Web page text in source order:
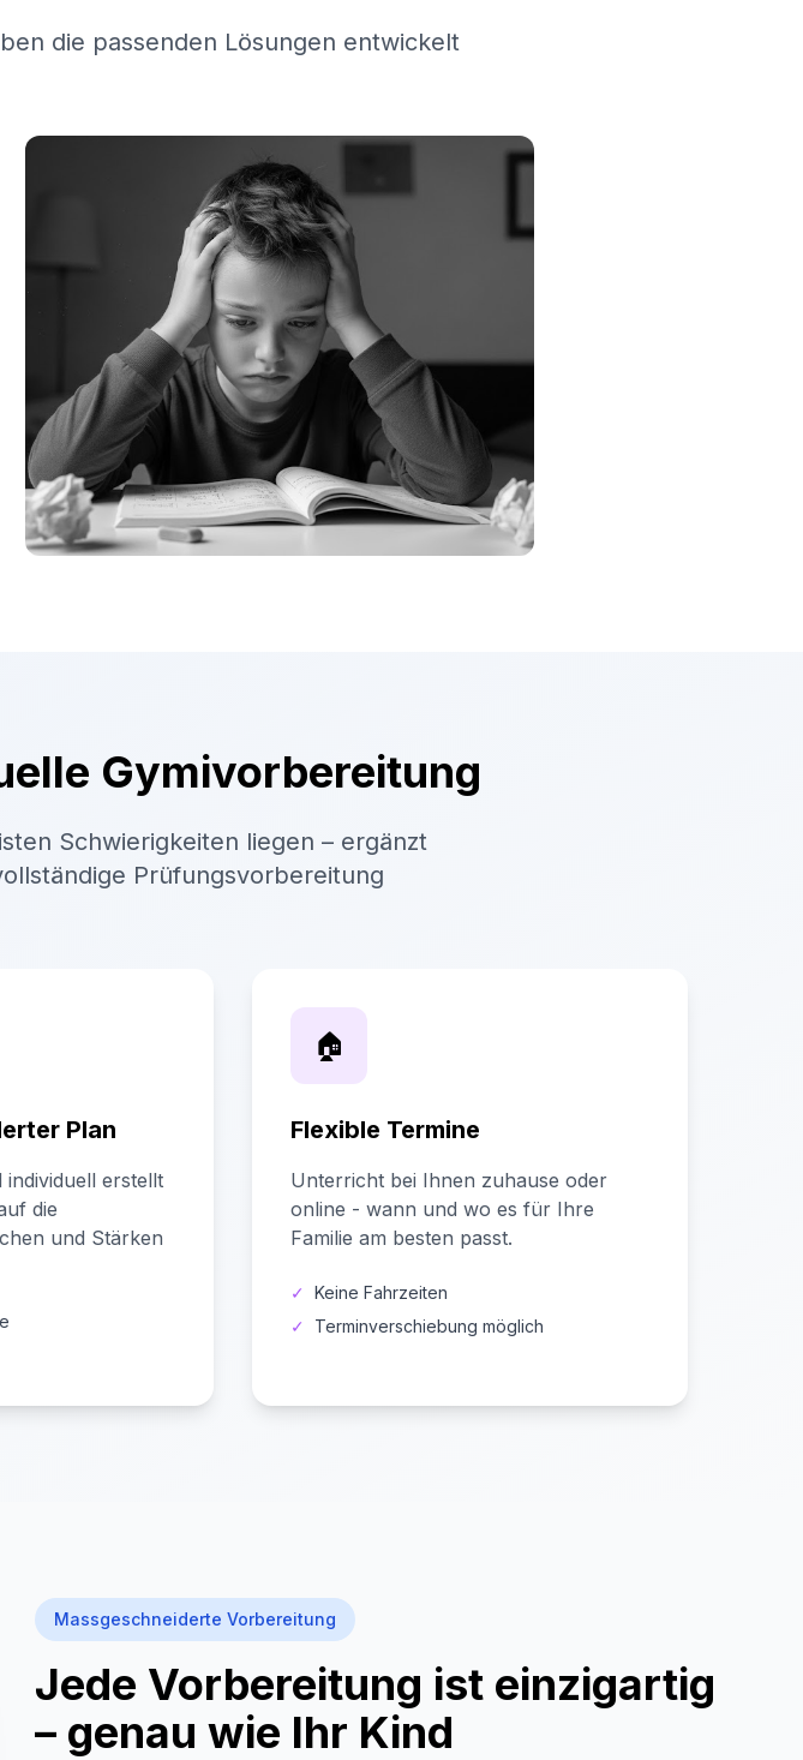
die passenden Lösungen entwickelt
Gymivorbereitung
Schwierigkeiten liegen – ergänzt
Prüfungsvorbereitung
Plan
erstellt
die
und Stärken
🏠
Flexible Termine
Unterricht bei Ihnen zuhause oder
online - wann und wo es für Ihre
Familie am besten passt.
✓
Keine Fahrzeiten
✓
Terminverschiebung möglich
Massgeschneiderte Vorbereitung
Jede Vorbereitung ist einzigartig
– genau wie Ihr Kind